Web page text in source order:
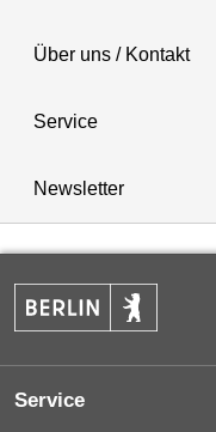
Über uns / Kontakt
Service
Newsletter
Service